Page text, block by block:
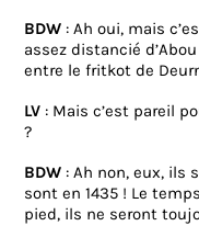
BDW : Ah oui, mais
assez distancié
entre le fritkot de
LV : Mais c’est pareil
?
BDW : Ah non, eux, ils
sont en 1435 ! Le
pied, ils ne seront